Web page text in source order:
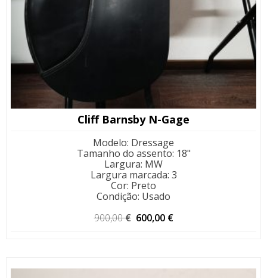
Cliff Barnsby N-Gage
Modelo: Dressage
Tamanho do assento: 18"
Largura: MW
Largura marcada: 3
Cor: Preto
Condição: Usado
900,00€ O
600,00 €